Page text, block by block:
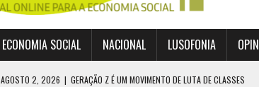
ECONOMIA SOCIAL NACIONAL LUSOFONIA
AGOSTO 2, 2026 | GERAÇÃO Z É UM MOVIMENTO DE LUTA DE CLASSES